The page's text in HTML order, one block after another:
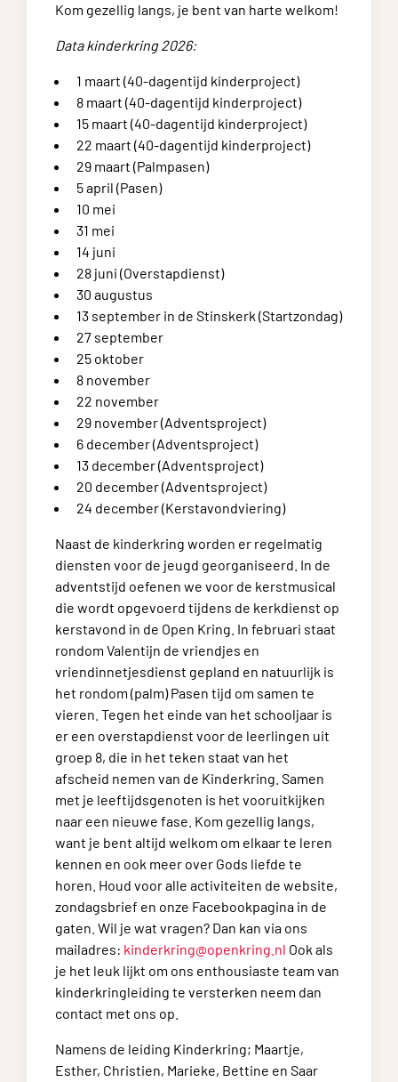
Kom gezellig langs, je bent van harte welkom!
Data kinderkring 2026:
1 maart (40-dagentijd kinderproject)
8 maart (40-dagentijd kinderproject)
15 maart (40-dagentijd kinderproject)
22 maart (40-dagentijd kinderproject)
29 maart (Palmpasen)
5 april (Pasen)
10 mei
31 mei
14 juni
28 juni (Overstapdienst)
30 augustus
13 september in de Stinskerk (Startzondag)
27 september
25 oktober
8 november
22 november
29 november (Adventsproject)
6 december (Adventsproject)
13 december (Adventsproject)
20 december (Adventsproject)
24 december (Kerstavondviering)
Naast de kinderkring worden er regelmatig
diensten voor de jeugd georganiseerd. In de
adventstijd oefenen we voor de kerstmusical
die wordt opgevoerd tijdens de kerkdienst op
kerstavond in de Open Kring. In februari staat
rondom Valentijn de vriendjes en
vriendinnetjesdienst gepland en natuurlijk is
het rondom (palm) Pasen tijd om samen te
vieren. Tegen het einde van het schooljaar is
er een overstapdienst voor de leerlingen uit
groep 8, die in het teken staat van het
afscheid nemen van de Kinderkring. Samen
met je leeftijdsgenoten is het vooruitkijken
naar een nieuwe fase. Kom gezellig langs,
want je bent altijd welkom om elkaar te leren
kennen en ook meer over Gods liefde te
horen. Houd voor alle activiteiten de website,
zondagsbrief en onze Facebookpagina in de
gaten. Wil je wat vragen? Dan kan via ons
mailadres: kinderkring@openkring.nl Ook als
je het leuk lijkt om ons enthousiaste team van
kinderkringleiding te versterken neem dan
contact met ons op.
Namens de leiding Kinderkring; Maartje,
Esther, Christien, Marieke, Bettine en Saar